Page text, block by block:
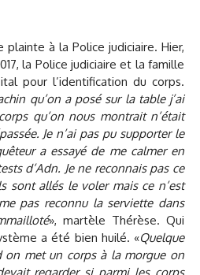
à la Police judiciaire. Hier,
la Police judiciaire et la famille
pour l’identification du corps.
qu’on a posé sur la table j’ai
qu’on nous montrait n’était
Je n’ai pas pu supporter le
a essayé de me calmer en
d’Adn. Je ne reconnais pas ce
sont allés le voler mais ce n’est
pas reconnu la serviette dans
», martèle Thérèse. Qui
a été bien huilé. «Quelque
on met un corps à la morgue on
regarder si parmi les corps